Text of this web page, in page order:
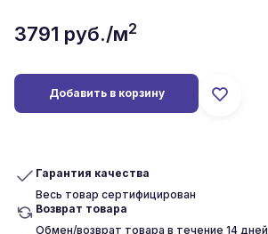
3791 руб./м2
Добавить в корзину
Гарантия качества
Весь товар сертифицирован
Возврат товара
Обмен/возврат товара в течение 14 дней